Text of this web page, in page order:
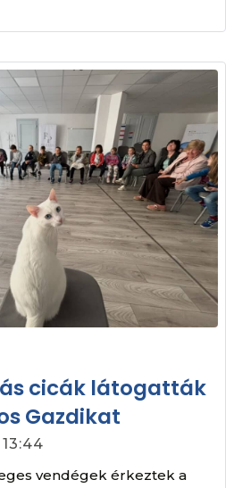
cicák látogatták
Gazdikat
vendégek érkeztek a